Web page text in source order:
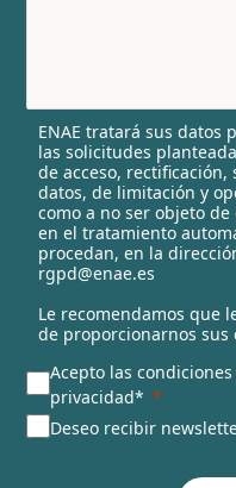
l
e
c
t
e
d
ENAE tratará sus datos
las solicitudes
de acceso,
datos, de limitación y
como a no ser objeto
en el tratamiento
procedan, en la
rgpd@enae.es
Le recomendamos que
de proporcionarnos sus
Acepto las
privacidad*
Deseo recibir